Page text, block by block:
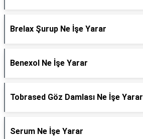
Brelax Şurup Ne İşe Yarar
Benexol Ne İşe Yarar
Tobrased Göz Damlası Ne İşe Yarar
Serum Ne İşe Yarar